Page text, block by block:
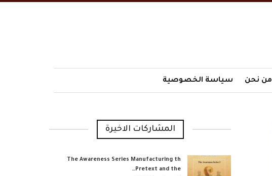
من نحن سياسة الخصوصية
المشاركات الاخيرة
The Awareness Series Manufacturing th
Pretext and the…